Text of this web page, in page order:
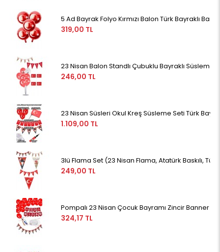
5 Ad Bayrak Folyo Kırmızı Balon Türk Bayraklı
319,00 TL
23 Nisan Balon Standlı Çubuklu Bayraklı Süsleme
246,00 TL
23 Nisan Süsleri Okul Kreş Süsleme Seti Türk
1.109,00 TL
3lü Flama Set (23 Nisan Flama, Atatürk Baskılı, Türk
249,00 TL
Pompalı 23 Nisan Çocuk Bayramı Zincir Banner
324,17 TL